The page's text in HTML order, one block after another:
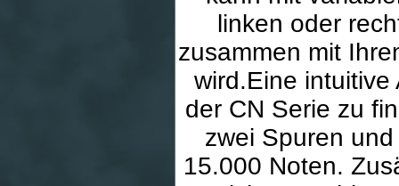
linken oder
zusammen mit
wird.Eine
der CN Serie zu
zwei Spuren
15.000 Noten.